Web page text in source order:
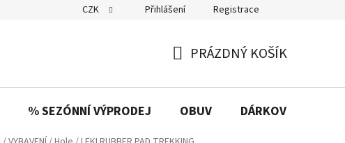
CZK Přihlášení Registrace
KOŠÍK
PRÁZDNÝ KOŠÍK
% SEZÓNNÍ VÝPRODEJ OBUV DÁRKOVÉ